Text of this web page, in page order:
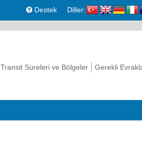
Destek Diller:
Transit Süreleri ve Bölgeler Gerekli